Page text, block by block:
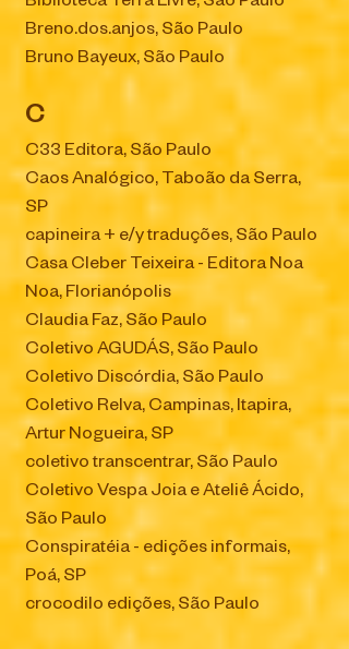
Breno.dos.anjos, São Paulo
Bruno Bayeux, São Paulo
C
C33 Editora, São Paulo
Caos Analógico, Taboão da Serra,
SP
capineira + e/y traduções, São Paulo
Casa Cleber Teixeira - Editora Noa
Noa, Florianópolis
Claudia Faz, São Paulo
Coletivo AGUDÁS, São Paulo
Coletivo Discórdia, São Paulo
Coletivo Relva, Campinas, Itapira,
Artur Nogueira, SP
coletivo transcentrar, São Paulo
Coletivo Vespa Joia e Ateliê Ácido,
São Paulo
Conspiratéia - edições informais,
Poá, SP
crocodilo edições, São Paulo